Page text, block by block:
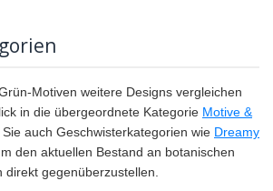
Motiven weitere Designs vergleichen
in die übergeordnete Kategorie Motive &
Sie auch Geschwisterkategorien wie Dreamy
den aktuellen Bestand an botanischen
gegenüberzustellen.